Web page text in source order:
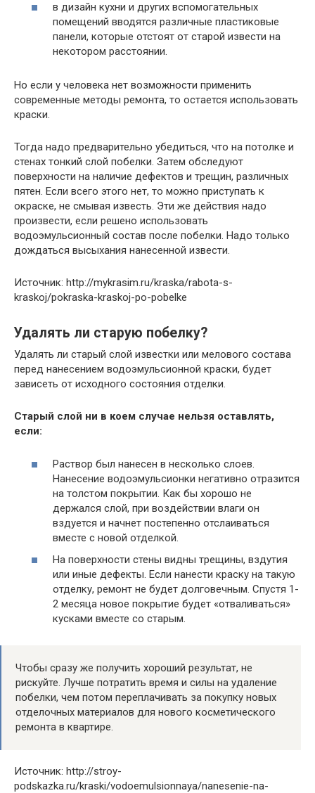
в дизайн кухни и других вспомогательных
помещений вводятся различные пластиковые
панели, которые отстоят от старой извести на
некотором расстоянии.
Но если у человека нет возможности применить
современные методы ремонта, то остается использовать
краски.
Тогда надо предварительно убедиться, что на потолке и
стенах тонкий слой побелки. Затем обследуют
поверхности на наличие дефектов и трещин, различных
пятен. Если всего этого нет, то можно приступать к
окраске, не смывая известь. Эти же действия надо
произвести, если решено использовать
водоэмульсионный состав после побелки. Надо только
дождаться высыхания нанесенной извести.
Источник: http://mykrasim.ru/kraska/rabota-s-
kraskoj/pokraska-kraskoj-po-pobelke
Удалять ли старую побелку?
Удалять ли старый слой известки или мелового состава
перед нанесением водоэмульсионной краски, будет
зависеть от исходного состояния отделки.
Старый слой ни в коем случае нельзя оставлять,
если:
Раствор был нанесен в несколько слоев.
Нанесение водоэмульсионки негативно отразится
на толстом покрытии. Как бы хорошо не
держался слой, при воздействии влаги он
вздуется и начнет постепенно отслаиваться
вместе с новой отделкой.
На поверхности стены видны трещины, вздутия
или иные дефекты. Если нанести краску на такую
отделку, ремонт не будет долговечным. Спустя 1-
2 месяца новое покрытие будет «отваливаться»
кусками вместе со старым.
Чтобы сразу же получить хороший результат, не
рискуйте. Лучше потратить время и силы на удаление
побелки, чем потом переплачивать за покупку новых
отделочных материалов для нового косметического
ремонта в квартире.
Источник: http://stroy-
podskazka.ru/kraski/vodoemulsionnaya/nanesenie-na-